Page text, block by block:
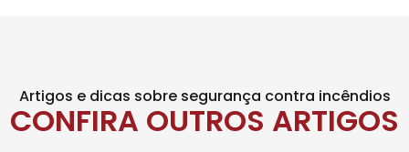
Artigos e dicas sobre segurança contra incêndios
CONFIRA OUTROS ARTIGOS